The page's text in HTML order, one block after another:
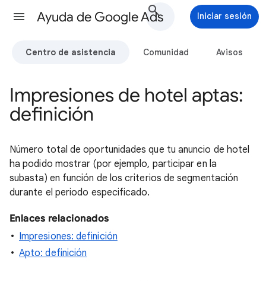
Ayuda de Google Ads Iniciar sesión
Centro de asistencia Comunidad Avisos
Impresiones de hotel aptas:
definición
Número total de oportunidades que tu anuncio de hotel
ha podido mostrar (por ejemplo, participar en la
subasta) en función de los criterios de segmentación
durante el periodo especificado.
Enlaces relacionados
Impresiones: definición
Apto: definición